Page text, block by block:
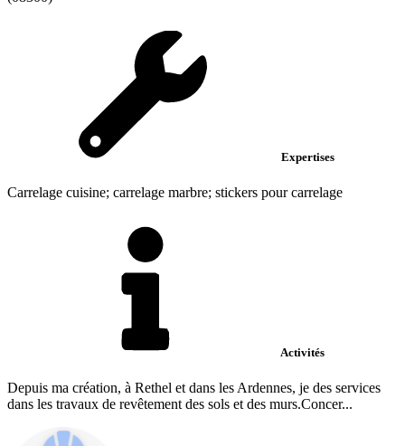
Expertises
Carrelage cuisine; carrelage marbre; stickers pour carrelage
Activités
Depuis ma création, à Rethel et dans les Ardennes, je des services
dans les travaux de revêtement des sols et des murs.Concer...